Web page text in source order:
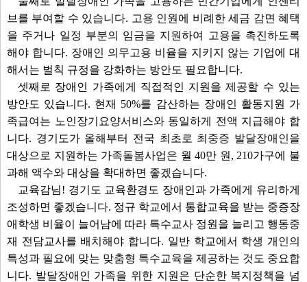
브를 부여할 수 있습니다. 고용 인원에 비례한 세금 감면 혜택
을 주거나 일정 부분의 임금을 지원하여 고용을 촉진하도록
해야 합니다. 장애인 의무고용 비율을 지키지 않는 기업에 대
해서는 벌칙 규정을 강화하는 방안도 필요합니다.
셋째로 장애인 가족에게 직접적인 지원을 제공할 수 있는
방안도 있습니다. 현재 50%를 감산하는 장애인 활동지원 가
족급여는 노인장기요양서비스와 동일하게 전액 지급해야 합
니다. 경기도가 올해부터 전국 최초로 최중증 발달장애인을
대상으로 지원하는 가족돌봄사업은 월 40만 원, 210가구에 불
과해 액수와 대상을 확대하면 좋겠습니다.
교육감님! 경기도 교육환경도 장애인과 가족에게 유리하게
조성하면 좋겠습니다. 정규 학교에서 통합교육을 받는 중증장
애학생 비율이 늘어남에 따라 특수교사 정원을 늘리고 행동중
재 전담교사를 배치해야 합니다. 일반 학교에서 학생 개인의
특성과 필요에 맞는 맞춤형 특수교육을 제공하는 것도 중요합
니다. 발달장애인 가족을 위한 지원은 단순한 복지정책을 넘